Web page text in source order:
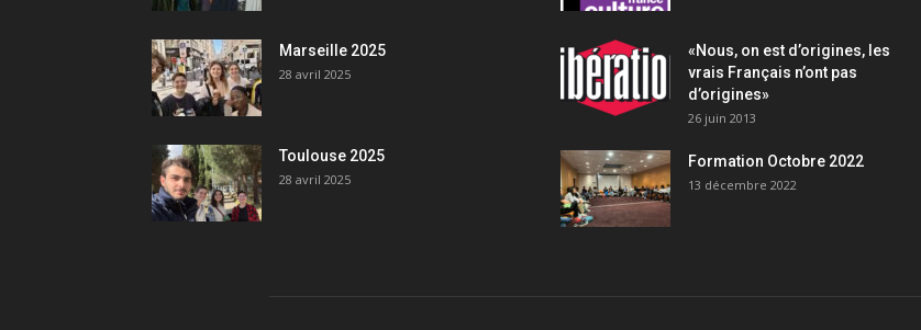
Marseille 2025
28 avril 2025
Toulouse 2025
28 avril 2025
«Nous, on est d’origines, les
vrais Français n’ont pas
d’origines»
26 juin 2013
Formation Octobre 2022
13 décembre 2022